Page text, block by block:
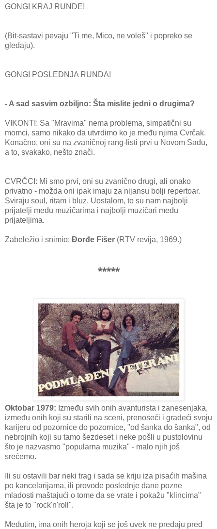
GONG! KRAJ RUNDE!
(Bit-sastavi pevaju "Ti me, Mico, ne voleš" i popreko se
gledaju).
GONG! POSLEDNJA RUNDA!
- A sad sasvim ozbiljno: Šta mislite jedni o drugima?
VIKONTI: Sa "Mravima" nema problema, simpatični su
momci, samo nikako da utvrdimo ko je među njima Cvrčak.
Konačno, oni su na zvaničnoj rang-listi prvi u Novom Sadu,
a to, svakako, nešto znači.
CVRČCI: Mi smo prvi, oni su zvanično drugi, ali onako
privatno - možda oni ipak imaju za nijansu bolji repertoar.
Sviraju soul, ritam i bluz. Uostalom, to su nam najbolji
prijatelji među muzičarima i najbolji muzičari među
prijateljima.
Zabeležio i snimio: Đorđe Fišer (RTV revija, 1969.)
*****
Oktobar 1979: Između svih onih avanturista i zanesenjaka,
između onih koji su starili na sceni, prenoseći i gradeći svoju
karijeru od pozornice do pozornice, "od šanka do šanka", od
nebrojnih koji su tamo šezdeset i neke pošli u pustolovinu
što je nazvasmo "popularna muzika" - malo njih još
srećemo.
Ili su ostavili bar neki trag i sada se kriju iza pisaćih mašina
po kancelarijama, ili provode poslednje dane pozne
mladosti maštajući o tome da se vrate i pokažu "klincima"
šta je to "rock'n'roll".
Međutim, ima onih heroja koji se još uvek ne predaju pred